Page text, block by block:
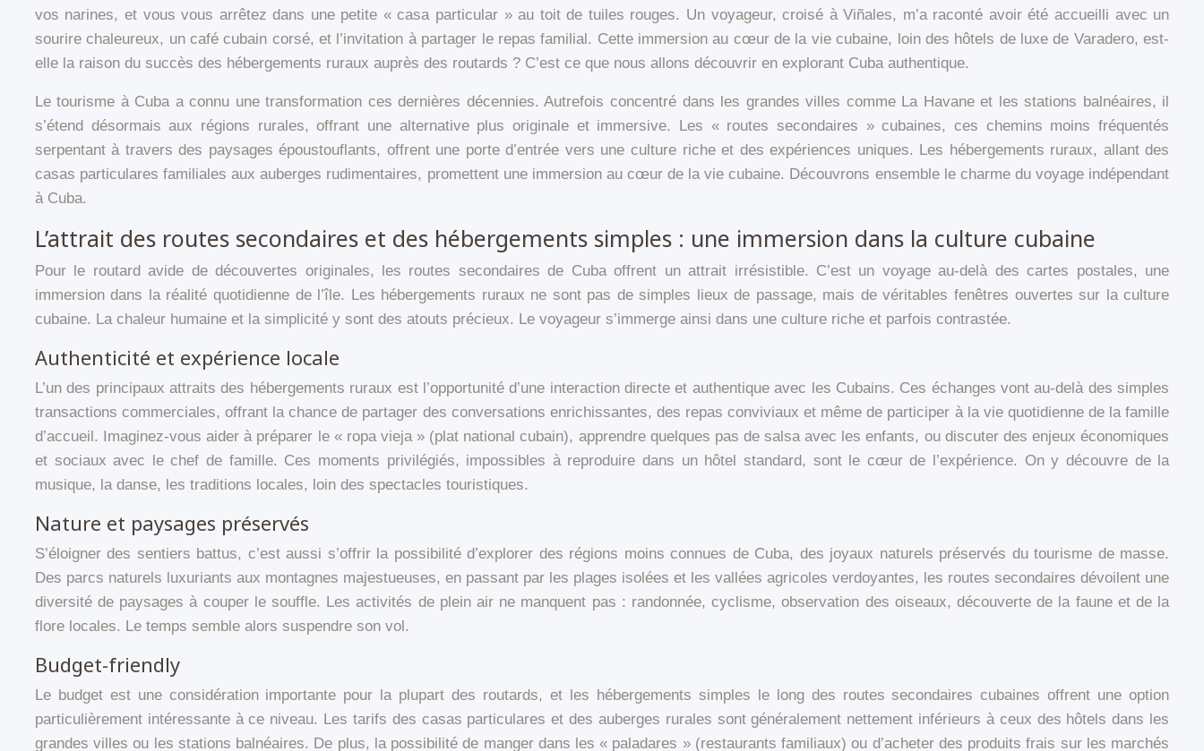
vos narines, et vous vous arrêtez dans une petite « casa particular » au toit de tuiles rouges. Un voyageur, croisé à Viñales, m’a raconté avoir été accueilli avec un
sourire chaleureux, un café cubain corsé, et l’invitation à partager le repas familial. Cette immersion au cœur de la vie cubaine, loin des hôtels de luxe de Varadero, est-
elle la raison du succès des hébergements ruraux auprès des routards ? C’est ce que nous allons découvrir en explorant Cuba authentique.
Le tourisme à Cuba a connu une transformation ces dernières décennies. Autrefois concentré dans les grandes villes comme La Havane et les stations balnéaires, il
s’étend désormais aux régions rurales, offrant une alternative plus originale et immersive. Les « routes secondaires » cubaines, ces chemins moins fréquentés
serpentant à travers des paysages époustouflants, offrent une porte d’entrée vers une culture riche et des expériences uniques. Les hébergements ruraux, allant des
casas particulares familiales aux auberges rudimentaires, promettent une immersion au cœur de la vie cubaine. Découvrons ensemble le charme du voyage indépendant
à Cuba.
L’attrait des routes secondaires et des hébergements simples : une immersion dans la culture cubaine
Pour le routard avide de découvertes originales, les routes secondaires de Cuba offrent un attrait irrésistible. C’est un voyage au-delà des cartes postales, une
immersion dans la réalité quotidienne de l’île. Les hébergements ruraux ne sont pas de simples lieux de passage, mais de véritables fenêtres ouvertes sur la culture
cubaine. La chaleur humaine et la simplicité y sont des atouts précieux. Le voyageur s’immerge ainsi dans une culture riche et parfois contrastée.
Authenticité et expérience locale
L’un des principaux attraits des hébergements ruraux est l’opportunité d’une interaction directe et authentique avec les Cubains. Ces échanges vont au-delà des simples
transactions commerciales, offrant la chance de partager des conversations enrichissantes, des repas conviviaux et même de participer à la vie quotidienne de la famille
d’accueil. Imaginez-vous aider à préparer le « ropa vieja » (plat national cubain), apprendre quelques pas de salsa avec les enfants, ou discuter des enjeux économiques
et sociaux avec le chef de famille. Ces moments privilégiés, impossibles à reproduire dans un hôtel standard, sont le cœur de l’expérience. On y découvre de la
musique, la danse, les traditions locales, loin des spectacles touristiques.
Nature et paysages préservés
S’éloigner des sentiers battus, c’est aussi s’offrir la possibilité d’explorer des régions moins connues de Cuba, des joyaux naturels préservés du tourisme de masse.
Des parcs naturels luxuriants aux montagnes majestueuses, en passant par les plages isolées et les vallées agricoles verdoyantes, les routes secondaires dévoilent une
diversité de paysages à couper le souffle. Les activités de plein air ne manquent pas : randonnée, cyclisme, observation des oiseaux, découverte de la faune et de la
flore locales. Le temps semble alors suspendre son vol.
Budget-friendly
Le budget est une considération importante pour la plupart des routards, et les hébergements simples le long des routes secondaires cubaines offrent une option
particulièrement intéressante à ce niveau. Les tarifs des casas particulares et des auberges rurales sont généralement nettement inférieurs à ceux des hôtels dans les
grandes villes ou les stations balnéaires. De plus, la possibilité de manger dans les « paladares » (restaurants familiaux) ou d’acheter des produits frais sur les marchés